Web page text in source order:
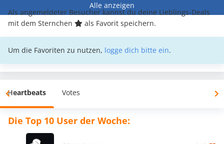
Alle anzeigen
Als angemeldeter Besucher kannst du deine Lieblings-Deals
mit dem Sternchen
als Favorit speichern.
Um die Favoriten zu nutzen, logge dich bitte ein.
Heartbeats Votes
Die Top 10 User der Woche: